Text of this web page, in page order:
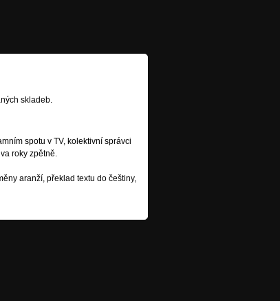
skladeb.
spotu v TV, kolektivní správci
roky zpětně.
aranží, překlad textu do češtiny,